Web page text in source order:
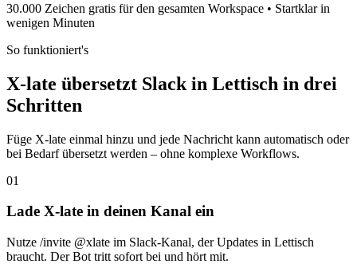
30.000 Zeichen gratis für den gesamten Workspace • Startklar in
wenigen Minuten
So funktioniert's
X-late übersetzt Slack in Lettisch in drei
Schritten
Füge X-late einmal hinzu und jede Nachricht kann automatisch oder
bei Bedarf übersetzt werden – ohne komplexe Workflows.
01
Lade X-late in deinen Kanal ein
Nutze /invite @xlate im Slack-Kanal, der Updates in Lettisch
braucht. Der Bot tritt sofort bei und hört mit.